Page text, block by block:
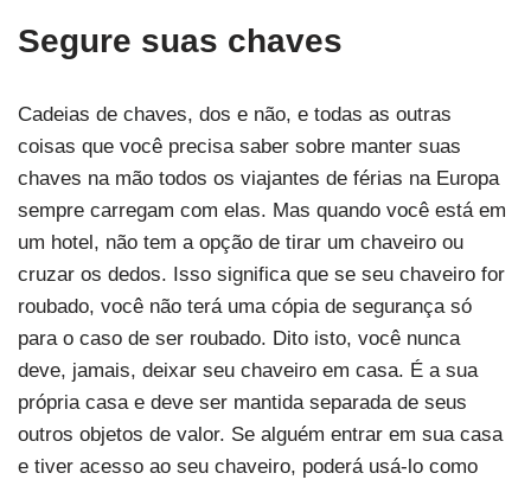
Segure suas chaves
Cadeias de chaves, dos e não, e todas as outras
coisas que você precisa saber sobre manter suas
chaves na mão todos os viajantes de férias na Europa
sempre carregam com elas. Mas quando você está em
um hotel, não tem a opção de tirar um chaveiro ou
cruzar os dedos. Isso significa que se seu chaveiro for
roubado, você não terá uma cópia de segurança só
para o caso de ser roubado. Dito isto, você nunca
deve, jamais, deixar seu chaveiro em casa. É a sua
própria casa e deve ser mantida separada de seus
outros objetos de valor. Se alguém entrar em sua casa
e tiver acesso ao seu chaveiro, poderá usá-lo como